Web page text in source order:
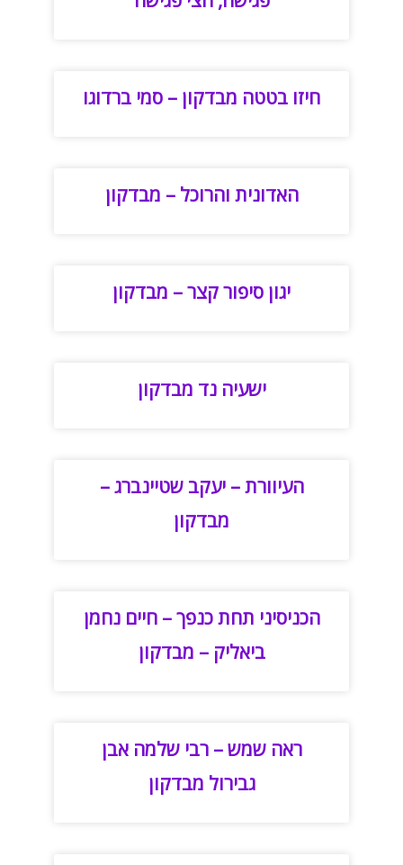
חיזו בטטה מבדקון – סמי ברדוגו
האדונית והרוכל – מבדקון
יגון סיפור קצר – מבדקון
ישעיה נד מבדקון
העיוורת – יעקב שטיינברג –
מבדקון
הכניסיני תחת כנפך – חיים נחמן
ביאליק – מבדקון
ראה שמש – רבי שלמה אבן
גבירול מבדקון